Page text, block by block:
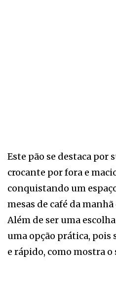
Este pão se destaca por
crocante por fora e
conquistando um
mesas de café da
Além de ser uma
uma opção prática, pois
e rápido, como mostra o